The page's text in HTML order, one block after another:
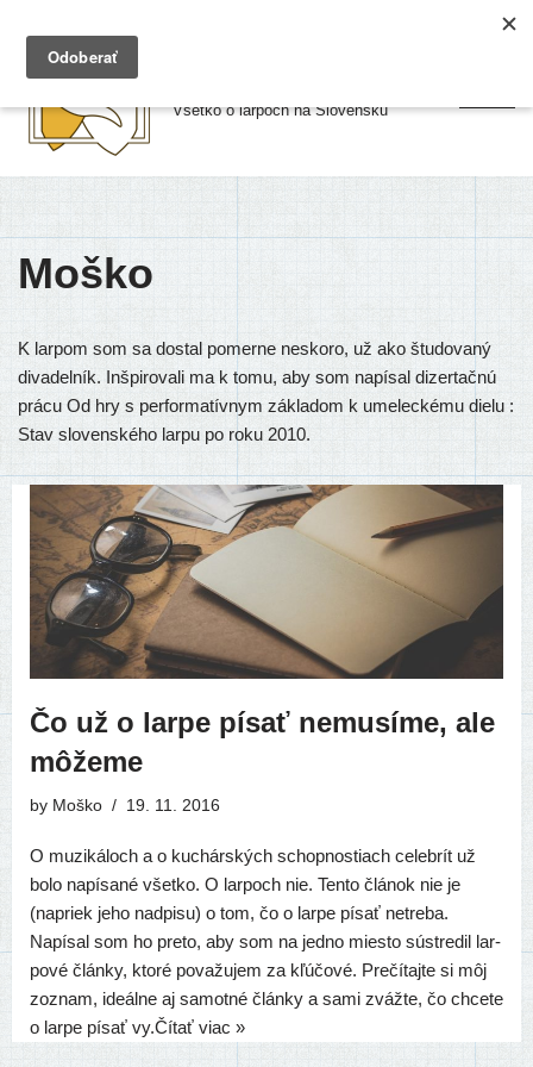
Preskočiť
Všetko o larpoch na Slovensku
Moško
K larpom som sa dostal pomerne neskoro, už ako študovaný
divadelník. Inšpirovali ma k tomu, aby som napísal dizertačnú
prácu Od hry s performatívnym základom k umeleckému dielu :
Stav slovenského larpu po roku 2010.
Čo už o larpe písať nemusíme, ale
môžeme
by Moško 19. 11. 2016
O muzi­ká­loch a o kuchár­ských schop­nos­tiach celeb­rít už
bolo napí­sa­né všet­ko. O lar­poch nie. Tento člá­nok nie je
(napriek jeho nad­pi­su) o tom, čo o lar­pe písať netre­ba.
Napísal som ho pre­to, aby som na jed­no mies­to sústre­dil lar­
po­vé člán­ky, kto­ré pova­žu­jem za kľú­čo­vé. Prečítajte si môj
zoznam, ide­ál­ne aj samot­né člán­ky a sami zváž­te, čo chce­te
o lar­pe písať vy.Čítať viac »